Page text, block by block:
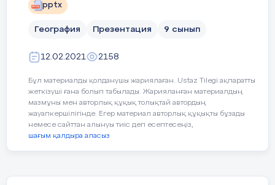
тропосфераның белгілі бір жердегі белгілі бір
қысқа мерзімдік (тәулік, апта, ай) жай-күйі.
жауын-шашын және жел - ауа райының
элементтері. АУА РАЙЫ
5 слайд
Климат — белгілі бір жердегі ауа райының көп
райы жағдайларының жиынтығы мен оның бір
pptx
География Презентация 9 сынып
12.02.2021 2158
Бұл материалды қолданушы жариялаған. Ustaz Tilegi ақпаратты
жеткізуші ғана болып табылады. Жарияланған материалдың
мазмұны мен авторлық құқық толықтай автордың
жауапкершілігінде. Егер материал авторлық құқықты бұзады
немесе сайттан алынуы тиіс деп есептесеңіз,
шағым қалдыра аласыз